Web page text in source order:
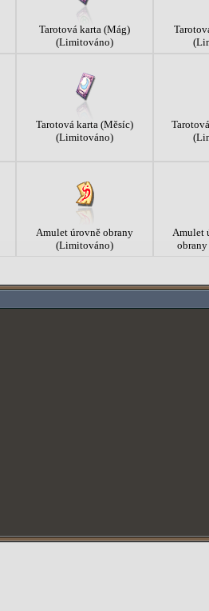
Tarotová karta (Mág)
(Limitováno)
Tarotová karta (Měsíc)
(Limitováno)
Amulet úrovně obrany
(Limitováno)
Amulet